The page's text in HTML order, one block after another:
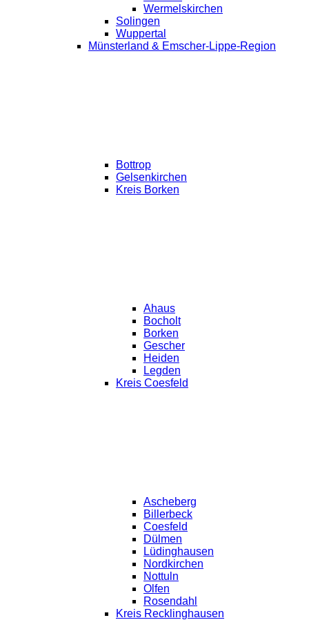
Wermelskirchen
Solingen
Wuppertal
Münsterland & Emscher-Lippe-Region
Bottrop
Gelsenkirchen
Kreis Borken
Ahaus
Bocholt
Borken
Gescher
Heiden
Legden
Kreis Coesfeld
Ascheberg
Billerbeck
Coesfeld
Dülmen
Lüdinghausen
Nordkirchen
Nottuln
Olfen
Rosendahl
Kreis Recklinghausen